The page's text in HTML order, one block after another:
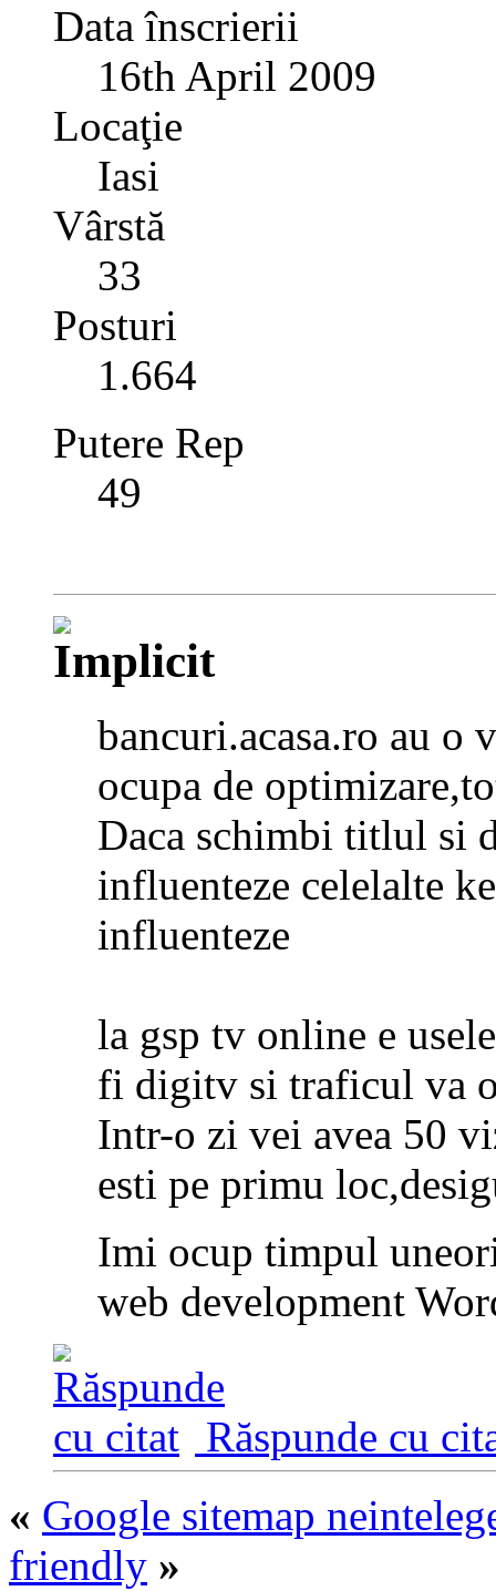
Data înscrierii
16th April 2009
Locaţie
Iasi
Vârstă
33
Posturi
1.664
Putere Rep
49
bancuri.acasa.ro au o
ocupa de
Daca schimbi titlul si
influenteze celelalte
influenteze
la gsp tv online e
fi digitv si traficul va
Intr-o zi vei avea 50
esti pe primu
Imi ocup timpul
web development
Răspunde cu
« Google sitemap
friendly »